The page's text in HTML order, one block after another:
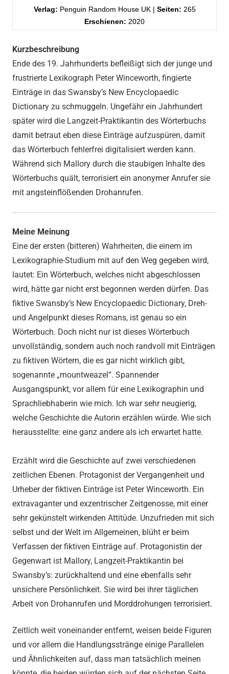
Verlag: Penguin Random House UK | Seiten: 265
Erschienen: 2020
Kurzbeschreibung
Ende des 19. Jahrhunderts befleißigt sich der junge und
frustrierte Lexikograph Peter Winceworth, fingierte
Einträge in das Swansby’s New Encyclopaedic
Dictionary zu schmuggeln. Ungefähr ein Jahrhundert
später wird die Langzeit-Praktikantin des Wörterbuchs
damit betraut eben diese Einträge aufzuspüren, damit
das Wörterbuch fehlerfrei digitalisiert werden kann.
Während sich Mallory durch die staubigen Inhalte des
Wörterbuchs quält, terrorisiert ein anonymer Anrufer sie
mit angsteinflößenden Drohanrufen.
Meine Meinung
Eine der ersten (bitteren) Wahrheiten, die einem im
Lexikographie-Studium mit auf den Weg gegeben wird,
lautet: Ein Wörterbuch, welches nicht abgeschlossen
wird, hätte gar nicht erst begonnen werden dürfen. Das
fiktive Swansby’s New Encyclopaedic Dictionary, Dreh-
und Angelpunkt dieses Romans, ist genau so ein
Wörterbuch. Doch nicht nur ist dieses Wörterbuch
unvollständig, sondern auch noch randvoll mit Einträgen
zu fiktiven Wörtern, die es gar nicht wirklich gibt,
sogenannte „mountweazel“. Spannender
Ausgangspunkt, vor allem für eine Lexikographin und
Sprachliebhaberin wie mich. Ich war sehr neugierig,
welche Geschichte die Autorin erzählen würde. Wie sich
herausstellte: eine ganz andere als ich erwartet hatte.
Erzählt wird die Geschichte auf zwei verschiedenen
zeitlichen Ebenen. Protagonist der Vergangenheit und
Urheber der fiktiven Einträge ist Peter Winceworth. Ein
extravaganter und exzentrischer Zeitgenosse, mit einer
sehr gekünstelt wirkenden Attitüde. Unzufrieden mit sich
selbst und der Welt im Allgemeinen, blüht er beim
Verfassen der fiktiven Einträge auf. Protagonistin der
Gegenwart ist Mallory, Langzeit-Praktikantin bei
Swansby’s: zurückhaltend und eine ebenfalls sehr
unsichere Persönlichkeit. Sie wird bei ihrer täglichen
Arbeit von Drohanrufen und Morddrohungen terrorisiert.
Zeitlich weit voneinander entfernt, weisen beide Figuren
und vor allem die Handlungsstränge einige Parallelen
und Ähnlichkeiten auf, dass man tatsächlich meinen